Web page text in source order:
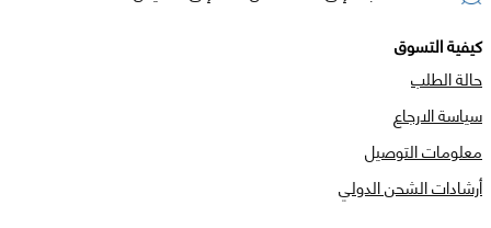
كيفية التسوق
حالة الطلب
سياسة الارجاع
معلومات التوصيل
أرشادات الشحن الدولي